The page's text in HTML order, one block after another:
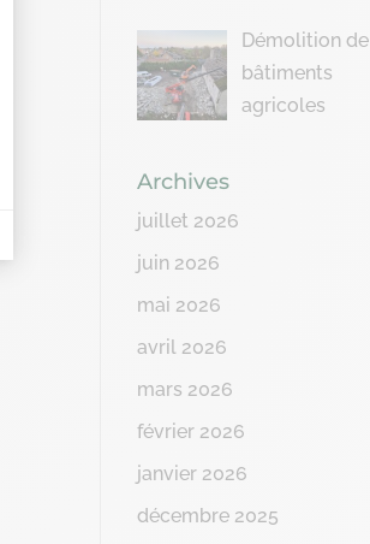
Démolition de
bâtiments
agricoles
Archives
juillet 2026
juin 2026
mai 2026
avril 2026
mars 2026
février 2026
janvier 2026
décembre 2025